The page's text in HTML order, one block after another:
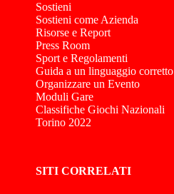
Sostieni
Sostieni come Azienda
Risorse e Report
Press Room
Sport e Regolamenti
Guida a un linguaggio corretto
Organizzare un Evento
Moduli Gare
Classifiche Giochi Nazionali
Torino 2022
SITI CORRELATI